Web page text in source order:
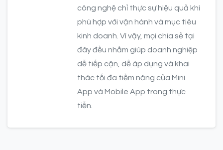
công nghệ chỉ thực sự hiệu quả khi
phù hợp với vận hành và mục tiêu
kinh doanh. Vì vậy, mọi chia sẻ tại
đây đều nhằm giúp doanh nghiệp
dễ tiếp cận, dễ áp dụng và khai
thác tối đa tiềm năng của Mini
App và Mobile App trong thực
tiễn.